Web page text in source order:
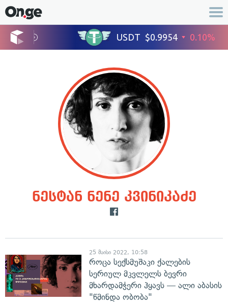
ნესტან ნენე კვინიკაძე
25 მაისი 2022, 10:58
როცა სექსმუშაკი ქალების
სერიულ მკვლელს ბევრი
მხარდამჭერი ჰყავს — ალი აბასის
"წმინდა ობობა"